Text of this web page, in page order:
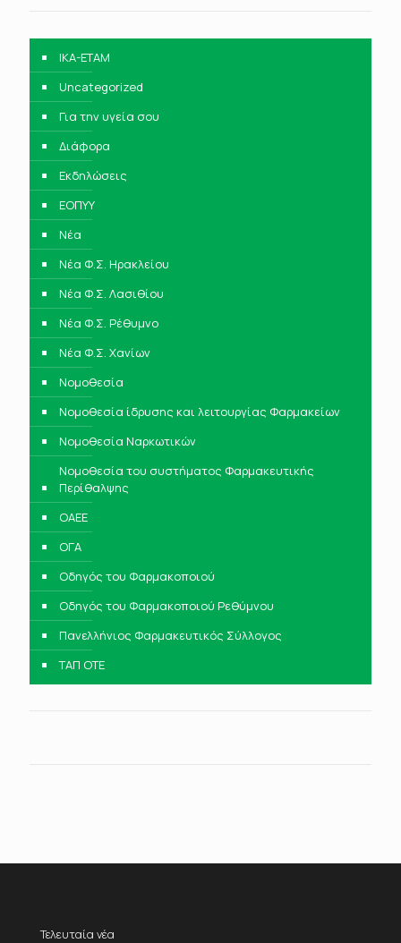
IKA-ETAM
Uncategorized
Για την υγεία σου
Διάφορα
Εκδηλώσεις
ΕΟΠΥΥ
Νέα
Νέα Φ.Σ. Ηρακλείου
Νέα Φ.Σ. Λασιθίου
Νέα Φ.Σ. Ρέθυμνο
Νέα Φ.Σ. Χανίων
Νομοθεσία
Νομοθεσία ίδρυσης και λειτουργίας Φαρμακείων
Νομοθεσία Ναρκωτικών
Νομοθεσία του συστήματος Φαρμακευτικής
Περίθαλψης
ΟΑΕΕ
ΟΓΑ
Οδηγός του Φαρμακοποιού
Οδηγός του Φαρμακοποιού Ρεθύμνου
Πανελλήνιος Φαρμακευτικός Σύλλογος
ΤΑΠ ΟΤΕ
Τελευταία νέα